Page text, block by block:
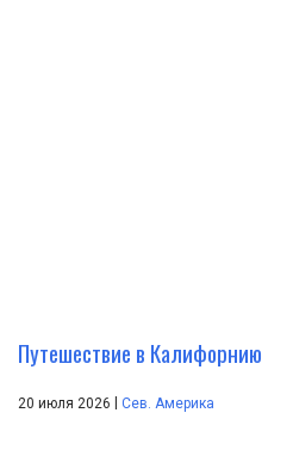
Путешествие в Калифорнию
20 июля 2026 | Сев. Америка